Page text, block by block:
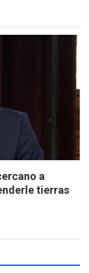
a
tierras